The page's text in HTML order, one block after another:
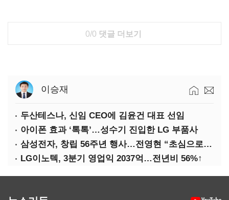
0/0 댓글 더보기
이승재
두산테스나, 신임 CEO에 김윤건 대표 선임
아이폰 효과 ‘톡톡’…성수기 진입한 LG 부품사
삼성전자, 창립 56주년 행사…전영현 “초심으로 경쟁력 회복해야”
LG이노텍, 3분기 영업익 2037억…전년비 56%↑